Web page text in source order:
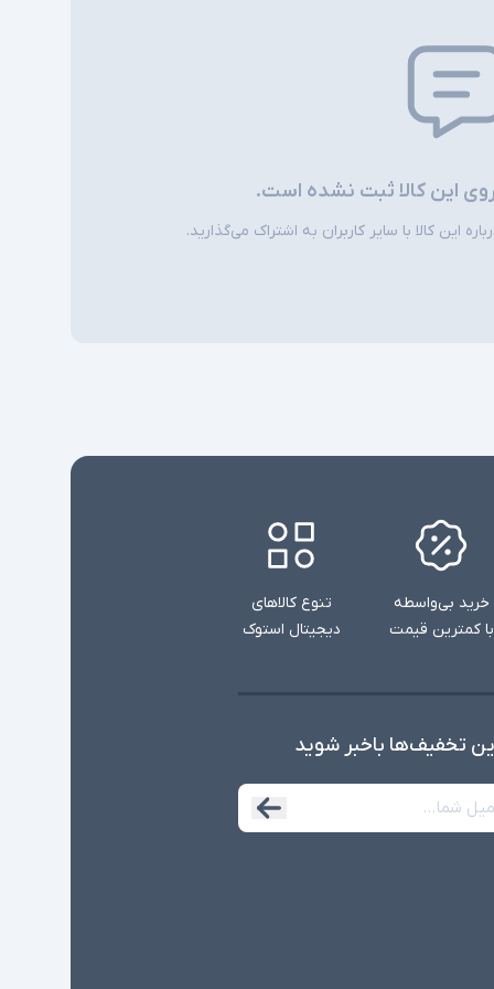
دارای کیبورد - کیبورد جدا شونده - دو دوربین -
شارژر استاندارد به همراه کابل برق
امکاناتی نظیر دوربین تشخیص چهره در همه
این کالا ثبت نشده است.
این کالا با سایر کاربران به اشتراک می‌گذارید.
خرید بی‌واسطه
با کمترین قیمت
تنوع کالاهای
دیجیتال استوک
تخفیف‌ها با‌خبر شوید